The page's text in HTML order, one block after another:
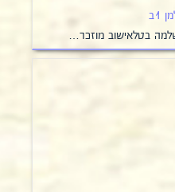
בטלאישוב מוזכר…